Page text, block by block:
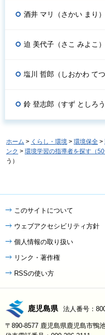
酒井 マリ（さかい まり）
迫 美代子（さこ みよこ）
塩川 哲郎（しおかわ てつ
鈴 登志郎（すず としろう
ホーム > くらし・環境 > 環境保全 >
ンク > 環境学習の指導者を探す（50
う）
このサイトについて
ウェブアクセシビリティ方針
個人情報の取り扱い
リンク・著作権
RSSの使い方
鹿児島県 法人番号：
〒890-8577 鹿児島県鹿児島市鴨